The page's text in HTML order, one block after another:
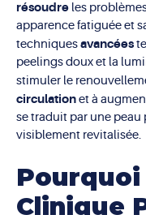
résoudre les
apparence fatiguée et
techniquesavancées
peelings doux et la
stimuler le
circulationet à
se traduit par une peau
visiblement revitalisée.
Clinique